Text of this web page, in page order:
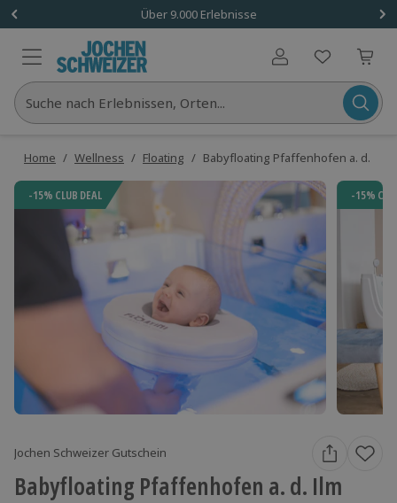
Über 9.000 Erlebnisse
Benutzerkonto
Suche nach Erlebnissen, Orten...
Home / Wellness / Floating / Babyfloating Pfaffenhofen a. d. Ilm
-15% CLUB DEAL -15%
Jochen Schweizer Gutschein
Babyfloating Pfaffenhofen a. d. Ilm